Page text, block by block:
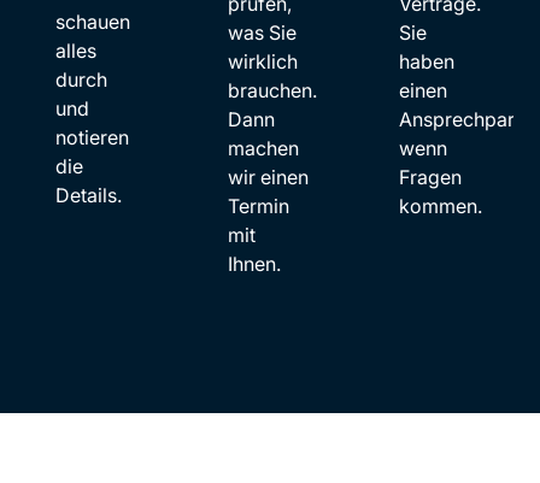
schauen
alles
durch
und
notieren
die
Details.
was Sie
wirklich
brauchen.
Dann
machen
wir einen
Termin
mit
Ihnen.
Sie
haben
einen
wenn
Fragen
kommen.